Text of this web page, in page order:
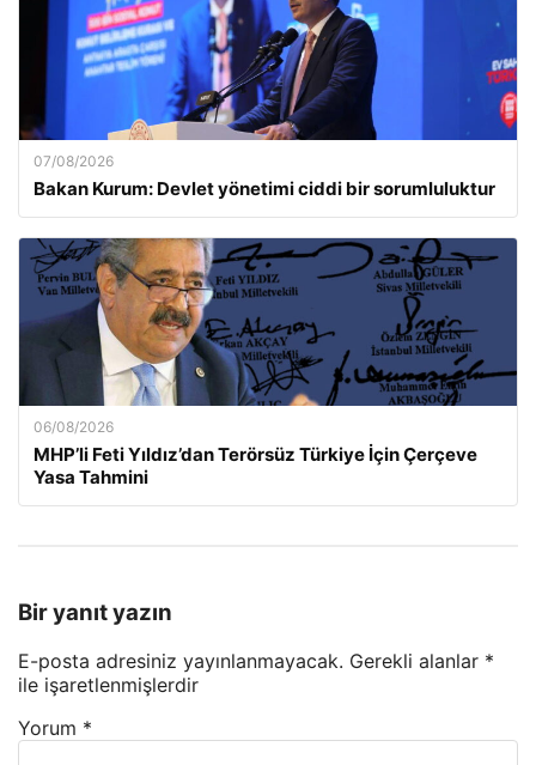
07/08/2026
Bakan Kurum: Devlet yönetimi ciddi bir sorumluluktur
06/08/2026
MHP’li Feti Yıldız’dan Terörsüz Türkiye İçin Çerçeve
Yasa Tahmini
Bir yanıt yazın
E-posta adresiniz yayınlanmayacak. Gerekli alanlar *
ile işaretlenmişlerdir
Yorum *